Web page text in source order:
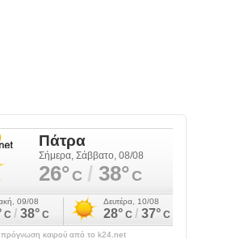
πρόγνωση καιρού από το k24.net